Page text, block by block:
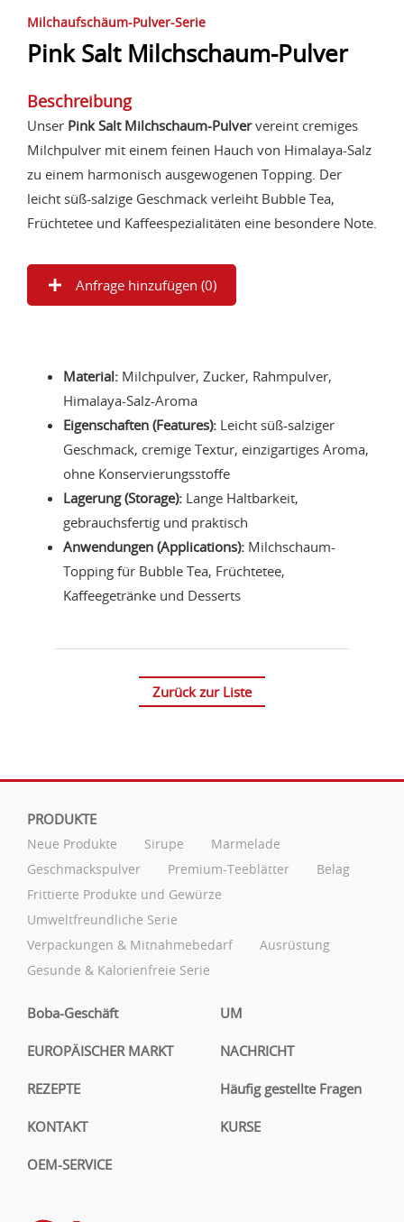
Milchaufschäum-Pulver-Serie
Pink Salt Milchschaum-Pulver
Beschreibung
Unser Pink Salt Milchschaum-Pulververeint cremiges
Milchpulver mit einem feinen Hauch von Himalaya-Salz
zu einem harmonisch ausgewogenen Topping. Der
leicht süß-salzige Geschmack verleiht Bubble Tea,
Früchtetee und Kaffeespezialitäten eine besondere Note.
Anfrage hinzufügen (0)
Material: Milchpulver, Zucker, Rahmpulver,
Himalaya-Salz-Aroma
Eigenschaften (Features): Leicht süß-salziger
Geschmack, cremige Textur, einzigartiges Aroma,
ohne Konservierungsstoffe
Lagerung (Storage): Lange Haltbarkeit,
gebrauchsfertig und praktisch
Anwendungen (Applications): Milchschaum-
Topping für Bubble Tea, Früchtetee,
Kaffeegetränke und Desserts
Zurück zur Liste
PRODUKTE
Neue Produkte Sirupe
Marmelade
Geschmackspulver
Premium-Teeblätter
Belag
Frittierte Produkte und Gewürze
Umweltfreundliche Serie
Verpackungen & Mitnahmebedarf
Ausrüstung
Gesunde & Kalorienfreie Serie
Boba-Geschäft UM
EUROPÄISCHER MARKT NACHRICHT
REZEPTE Häufig gestellte Fragen
KONTAKT KURSE
OEM-SERVICE